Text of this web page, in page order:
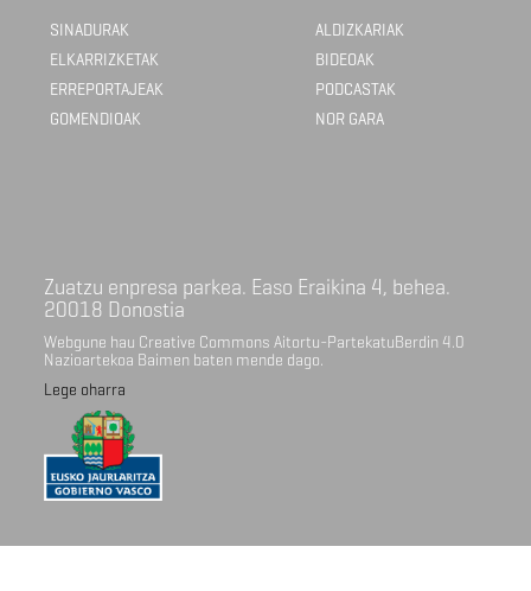
SINADURAK
ELKARRIZKETAK
ERREPORTAJEAK
GOMENDIOAK
ALDIZKARIAK
BIDEOAK
PODCASTAK
NOR GARA
Zuatzu enpresa parkea. Easo Eraikina 4, behea.
20018 Donostia
Webgune hau Creative Commons Aitortu-PartekatuBerdin 4.0
Nazioartekoa Baimen baten mende dago.
Lege oharra